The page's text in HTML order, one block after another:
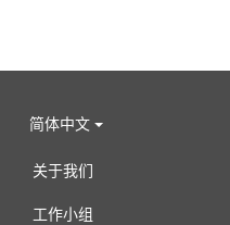
简体中文
关于我们
工作小组